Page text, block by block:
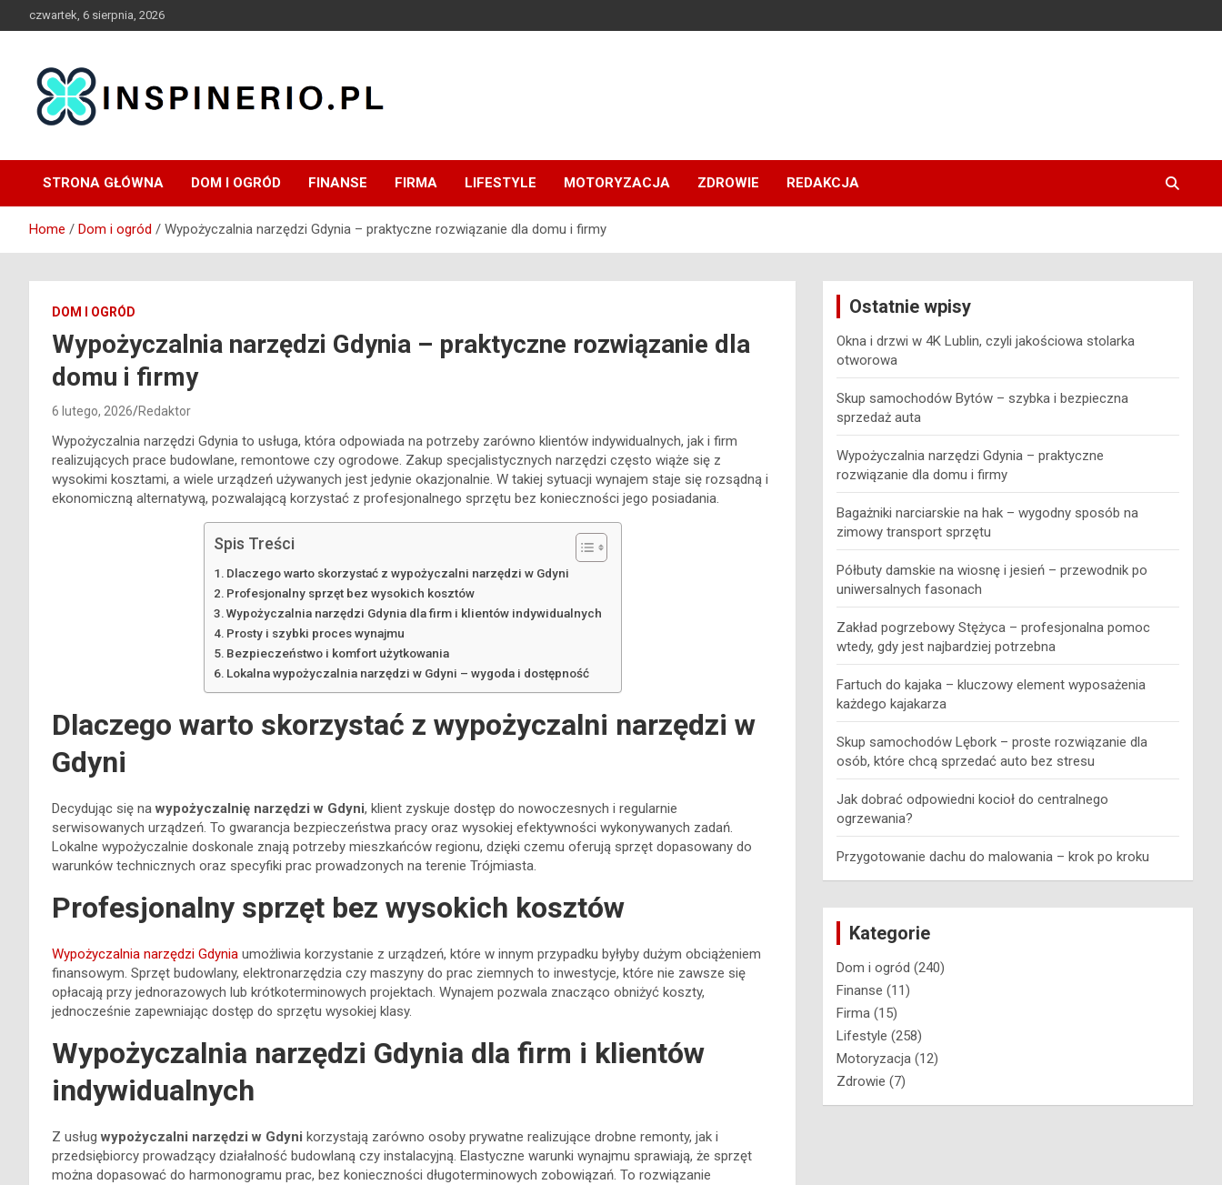
to
czwartek, 6 sierpnia, 2026
Inspinerio
STRONA GŁÓWNA DOM I OGRÓD FINANSE FIRMA LIFESTYLE MOTORYZACJA ZDROWIE REDAKCJA
Home Dom i ogród Wypożyczalnia narzędzi Gdynia – praktyczne rozwiązanie dla domu i firmy
DOM I OGRÓD
Wypożyczalnia narzędzi Gdynia – praktyczne rozwiązanie dla
domu i firmy
6 lutego, 2026 Redaktor
Wypożyczalnia narzędzi Gdynia to usługa, która odpowiada na potrzeby zarówno klientów indywidualnych, jak i firm
realizujących prace budowlane, remontowe czy ogrodowe. Zakup specjalistycznych narzędzi często wiąże się z
wysokimi kosztami, a wiele urządzeń używanych jest jedynie okazjonalnie. W takiej sytuacji wynajem staje się rozsądną i
ekonomiczną alternatywą, pozwalającą korzystać z profesjonalnego sprzętu bez konieczności jego posiadania.
Spis Treści
Dlaczego warto skorzystać z wypożyczalni narzędzi w Gdyni
Profesjonalny sprzęt bez wysokich kosztów
Wypożyczalnia narzędzi Gdynia dla firm i klientów indywidualnych
Prosty i szybki proces wynajmu
Bezpieczeństwo i komfort użytkowania
Lokalna wypożyczalnia narzędzi w Gdyni – wygoda i dostępność
Dlaczego warto skorzystać z wypożyczalni narzędzi w
Gdyni
Decydując się na wypożyczalnię narzędzi w Gdyni, klient zyskuje dostęp do nowoczesnych i regularnie
serwisowanych urządzeń. To gwarancja bezpieczeństwa pracy oraz wysokiej efektywności wykonywanych zadań.
Lokalne wypożyczalnie doskonale znają potrzeby mieszkańców regionu, dzięki czemu oferują sprzęt dopasowany do
warunków technicznych oraz specyfiki prac prowadzonych na terenie Trójmiasta.
Profesjonalny sprzęt bez wysokich kosztów
Wypożyczalnia narzędzi Gdynia umożliwia korzystanie z urządzeń, które w innym przypadku byłyby dużym obciążeniem
finansowym. Sprzęt budowlany, elektronarzędzia czy maszyny do prac ziemnych to inwestycje, które nie zawsze się
opłacają przy jednorazowych lub krótkoterminowych projektach. Wynajem pozwala znacząco obniżyć koszty,
jednocześnie zapewniając dostęp do sprzętu wysokiej klasy.
Wypożyczalnia narzędzi Gdynia dla firm i klientów
indywidualnych
Z usług wypożyczalni narzędzi w Gdyni korzystają zarówno osoby prywatne realizujące drobne remonty, jak i
przedsiębiorcy prowadzący działalność budowlaną czy instalacyjną. Elastyczne warunki wynajmu sprawiają, że sprzęt
można dopasować do harmonogramu prac, bez konieczności długoterminowych zobowiązań. To rozwiązanie
Ostatnie wpisy
Okna i drzwi w 4K Lublin, czyli jakościowa stolarka
otworowa
Skup samochodów Bytów – szybka i bezpieczna
sprzedaż auta
Wypożyczalnia narzędzi Gdynia – praktyczne
rozwiązanie dla domu i firmy
Bagażniki narciarskie na hak – wygodny sposób na
zimowy transport sprzętu
Półbuty damskie na wiosnę i jesień – przewodnik po
uniwersalnych fasonach
Zakład pogrzebowy Stężyca – profesjonalna pomoc
wtedy, gdy jest najbardziej potrzebna
Fartuch do kajaka – kluczowy element wyposażenia
każdego kajakarza
Skup samochodów Lębork – proste rozwiązanie dla
osób, które chcą sprzedać auto bez stresu
Jak dobrać odpowiedni kocioł do centralnego
ogrzewania?
Przygotowanie dachu do malowania – krok po kroku
Kategorie
Dom i ogród (240)
Finanse (11)
Firma (15)
Lifestyle (258)
Motoryzacja (12)
Zdrowie (7)